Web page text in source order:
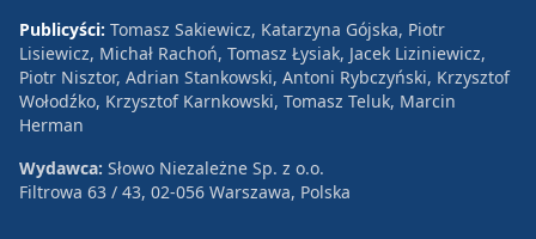
Publicyści: Tomasz Sakiewicz, Katarzyna Gójska, Piotr
Lisiewicz, Michał Rachoń, Tomasz Łysiak, Jacek Liziniewicz,
Piotr Nisztor, Adrian Stankowski, Antoni Rybczyński, Krzysztof
Wołodźko, Krzysztof Karnkowski, Tomasz Teluk, Marcin
Herman
Wydawca: Słowo Niezależne Sp. z o.o.
Filtrowa 63 / 43, 02-056 Warszawa, Polska